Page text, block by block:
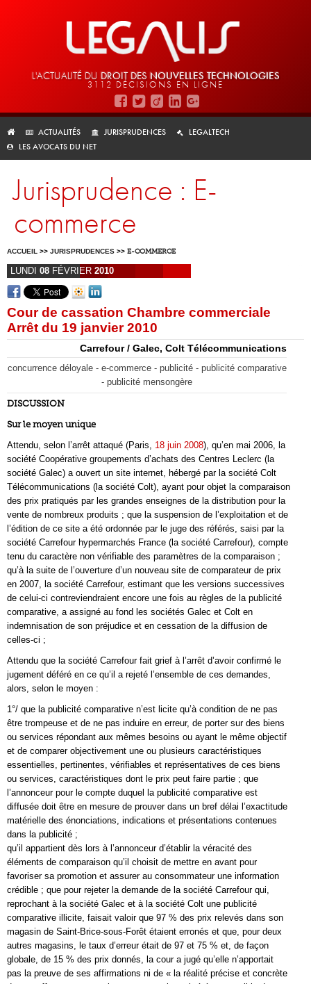
L'ACTUALITÉ DU DROIT DES NOUVELLES TECHNOLOGIES
3112 DÉCISIONS EN LIGNE
ACTUALITÉS JURISPRUDENCES
LEGALTECH
LES AVOCATS DU NET
Jurisprudence : E-
commerce
ACCUEIL >> JURISPRUDENCES >> E-COMMERCE
LUNDI 08 FÉVRIER 2010
Cour de cassation Chambre commerciale
Arrêt du 19 janvier 2010
Carrefour / Galec, Colt Télécommunications
concurrence déloyale - e-commerce - publicité - publicité comparative
- publicité mensongère
DISCUSSION
Sur le moyen unique
Attendu, selon l’arrêt attaqué (Paris, 18 juin 2008), qu’en mai 2006, la
société Coopérative groupements d’achats des Centres Leclerc (la
société Galec) a ouvert un site internet, hébergé par la société Colt
Télécommunications (la société Colt), ayant pour objet la comparaison
des prix pratiqués par les grandes enseignes de la distribution pour la
vente de nombreux produits ; que la suspension de l’exploitation et de
l’édition de ce site a été ordonnée par le juge des référés, saisi par la
société Carrefour hypermarchés France (la société Carrefour), compte
tenu du caractère non vérifiable des paramètres de la comparaison ;
qu’à la suite de l’ouverture d’un nouveau site de comparateur de prix
en 2007, la société Carrefour, estimant que les versions successives
de celui-ci contreviendraient encore une fois au règles de la publicité
comparative, a assigné au fond les sociétés Galec et Colt en
indemnisation de son préjudice et en cessation de la diffusion de
celles-ci ;
Attendu que la société Carrefour fait grief à l’arrêt d’avoir confirmé le
jugement déféré en ce qu’il a rejeté l’ensemble de ces demandes,
alors, selon le moyen :
1°/ que la publicité comparative n’est licite qu’à condition de ne pas
être trompeuse et de ne pas induire en erreur, de porter sur des biens
ou services répondant aux mêmes besoins ou ayant le même objectif
et de comparer objectivement une ou plusieurs caractéristiques
essentielles, pertinentes, vérifiables et représentatives de ces biens
ou services, caractéristiques dont le prix peut faire partie ; que
l’annonceur pour le compte duquel la publicité comparative est
diffusée doit être en mesure de prouver dans un bref délai l’exactitude
matérielle des énonciations, indications et présentations contenues
dans la publicité ;
qu’il appartient dès lors à l’annonceur d’établir la véracité des
éléments de comparaison qu’il choisit de mettre en avant pour
favoriser sa promotion et assurer au consommateur une information
crédible ; que pour rejeter la demande de la société Carrefour qui,
reprochant à la société Galec et à la société Colt une publicité
comparative illicite, faisait valoir que 97 % des prix relevés dans son
magasin de Saint-Brice-sous-Forêt étaient erronés et que, pour deux
autres magasins, le taux d’erreur était de 97 et 75 % et, de façon
globale, de 15 % des prix donnés, la cour a jugé qu’elle n’apportait
pas la preuve de ses affirmations ni de « la réalité précise et concrète